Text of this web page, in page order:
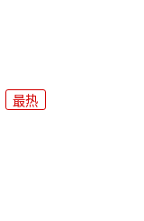
最热